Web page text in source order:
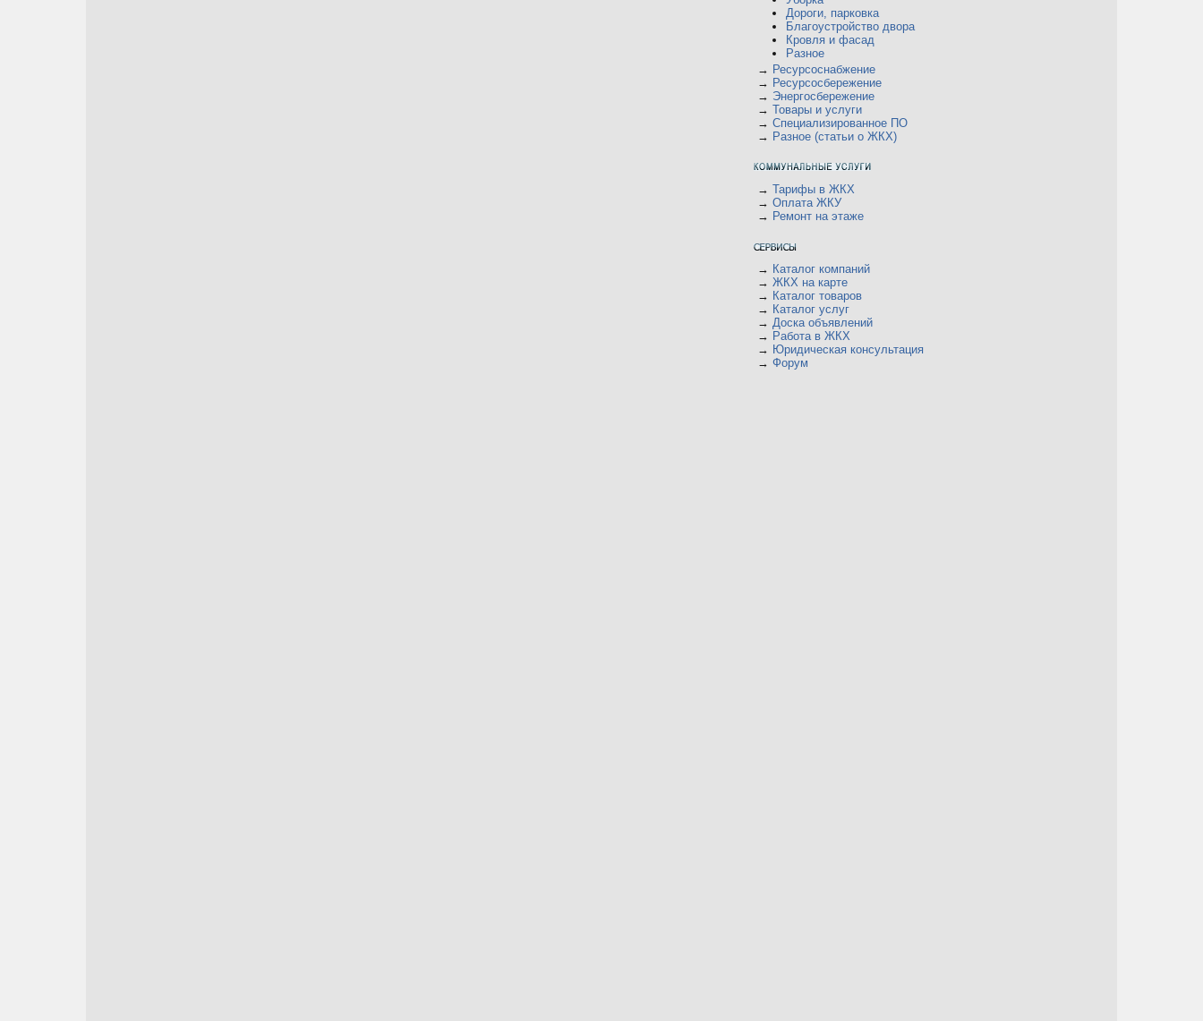
Дороги, парковка
Благоустройство двора
Кровля и фасад
Разное
→ Ресурсоснабжение
→ Ресурсосбережение
→ Энергосбережение
→ Товары и услуги
→ Специализированное ПО
→ Разное (статьи о ЖКХ)
→ Тарифы в ЖКХ
→ Оплата ЖКУ
→ Ремонт на этаже
→ Каталог компаний
→ ЖКХ на карте
→ Каталог товаров
→ Каталог услуг
→ Доска объявлений
→ Работа в ЖКХ
→ Юридическая консультация
→ Форум